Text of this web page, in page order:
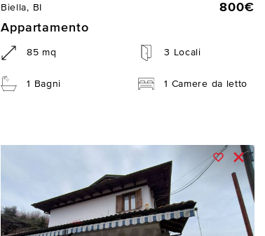
Biella, BI
800€
Appartamento
85 mq 3 Locali
1 Bagni 1 Camere da letto